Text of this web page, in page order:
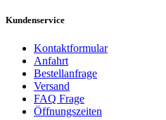
Kundenservice
Kontaktformular
Anfahrt
Bestellanfrage
Versand
FAQ Frage
Öffnungszeiten